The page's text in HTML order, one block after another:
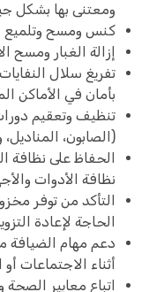
ومعتنى بها بشكل
كنس ومسح وتلميع
إزالة الغبار ومسح
تفريغ سلال
بأمان في الأماكن
تنظيف وتعقيم
(الصابون،
الحفاظ على نظافة
نظافة الأدوات
التأكد من توفر
الحاجة لإعادة
دعم مهام الضيافة
أثناء الاجتماعات أو
اتباع معايير